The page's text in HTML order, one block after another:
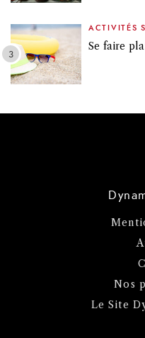
ACTIVITÉS
Se faire
Nos
Le Site